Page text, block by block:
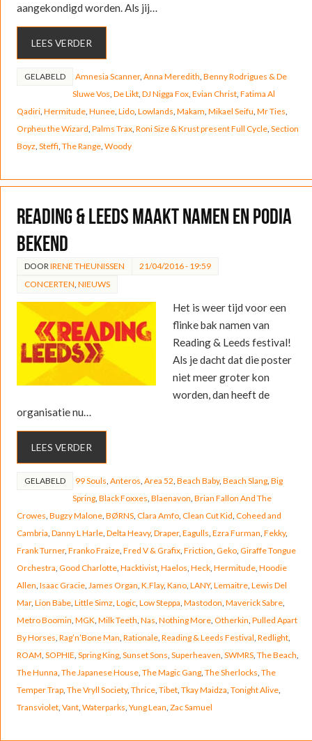
aangekondigd worden. Als jij…
LEES VERDER
GELABELD Amnesia Scanner, Anna Meredith Benny Rodrigues & De
Sluwe Vos De Likt, DJ Nigga Fox, Evian Christ, Fatima Al
Qadiri, Hermitude, Hunee, Lido, Lowlands Makam Mikael Seifu Mr Ties
Orpheu the Wizard Palms Trax, Roni Size & Krust present Full Cycle, Section
Boyz Steffi The Range, Woody
Reading & Leeds maakt namen en podia
bekend
DOOR IRENE THEUNISSEN
21/04/2016 - 19:59
CONCERTEN NIEUWS
Het is weer tijd voor een
flinke bak namen van
Reading & Leeds festival!
Als je dacht dat die poster
niet meer groter kon
worden, dan heeft de
organisatie nu…
LEES VERDER
GELABELD 99 Souls Anteros Area 52 Beach Baby, Beach Slang, Big
Spring, Black Foxxes Blaenavon Brian Fallon And The
Crowes Bugzy Malone, BØRNS, Clara Amfo, Clean Cut Kid Coheed and
Cambria Danny L Harle, Delta Heavy, Draper, Eagulls Ezra Furman Fekky,
Frank Turner, Franko Fraize, Fred V & Grafix, Friction Geko, Giraffe Tongue
Orchestra Good Charlotte, Hacktivist, Haelos Heck, Hermitude, Hoodie
Allen Isaac Gracie, James Organ K.Flay, Kano, LANY, Lemaitre, Lewis Del
Mar, Lion Babe, Little Simz Logic, Low Steppa Mastodon Maverick Sabre,
Metro Boomin MGK Milk Teeth Nas Nothing More, Otherkin Pulled Apart
By Horses Rag’n’Bone Man Rationale, Reading & Leeds Festival Redlight,
ROAM SOPHIE Spring King, Sunset Sons Superheaven SWMRS, The Beach
The Hunna The Japanese House, The Magic Gang, The Sherlocks The
Temper Trap, The Vryll Society, Thrice, Tibet, Tkay Maidza Tonight Alive,
Transviolet, Vant, Waterparks Yung Lean Zac Samuel